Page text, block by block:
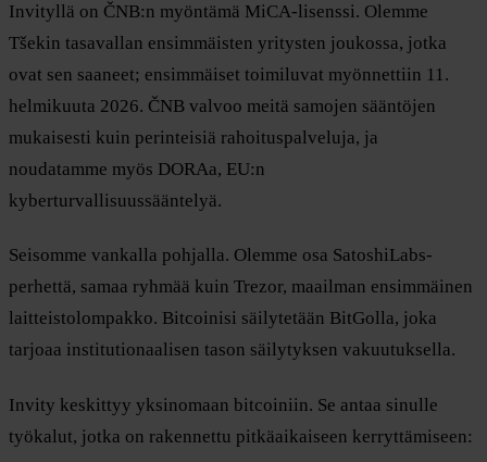
Invityllä on ČNB:n myöntämä MiCA-lisenssi. Olemme
Tšekin tasavallan ensimmäisten yritysten joukossa, jotka
ovat sen saaneet; ensimmäiset toimiluvat myönnettiin 11.
helmikuuta 2026. ČNB valvoo meitä samojen sääntöjen
mukaisesti kuin perinteisiä rahoituspalveluja, ja
noudatamme myös DORAa, EU:n
kyberturvallisuussääntelyä.
Seisomme vankalla pohjalla. Olemme osa SatoshiLabs-
perhettä, samaa ryhmää kuin Trezor, maailman ensimmäinen
laitteistolompakko. Bitcoinisi säilytetään BitGolla, joka
tarjoaa institutionaalisen tason säilytyksen vakuutuksella.
Invity keskittyy yksinomaan bitcoiniin. Se antaa sinulle
työkalut, jotka on rakennettu pitkäaikaiseen kerryttämiseen: